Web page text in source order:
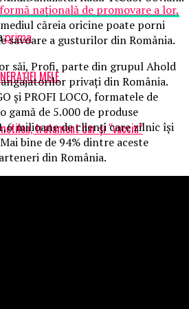
prima
MELE
tratament dar și “vaccin”
națională de promovare a lor,
căreia oricine poate porni
a gusturilor din România.
săi, Profi, parte din grupul Ahold
privați din România.
și PROFI LOCO, formatele de
gamă de 5.000 de produse
milioane de clienți care zilnic își
bine de 94% dintre aceste
din România.